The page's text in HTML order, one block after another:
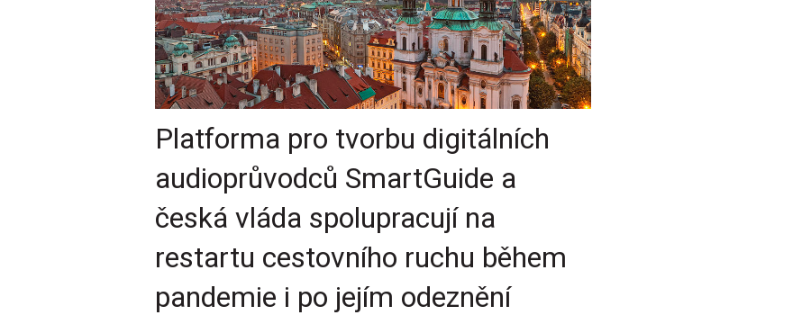
Platforma pro tvorbu digitálních
audioprůvodců SmartGuide a
česká vláda spolupracují na
restartu cestovního ruchu během
pandemie i po jejím odeznění